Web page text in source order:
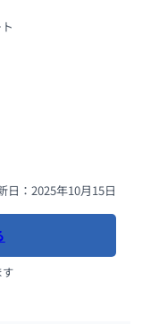
日：2025年10月15日
す